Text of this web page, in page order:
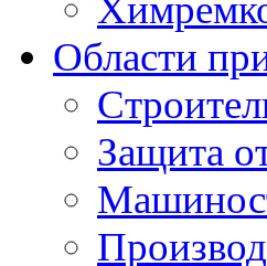
Области
Защита